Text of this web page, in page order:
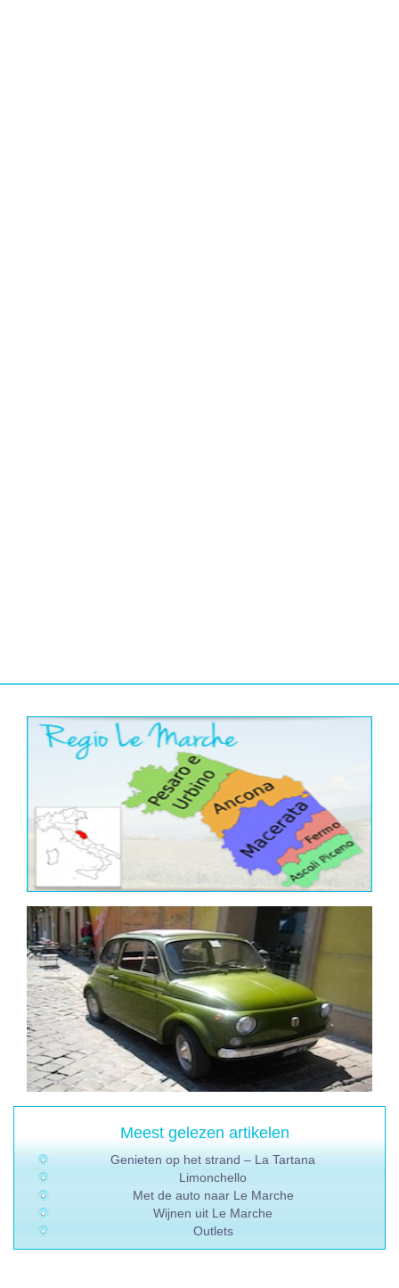
Meest gelezen artikelen
Genieten op het strand – La Tartana
Limonchello
Met de auto naar Le Marche
Wijnen uit Le Marche
Outlets